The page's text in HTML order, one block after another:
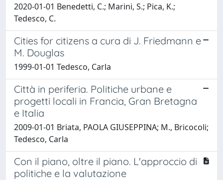
2020-01-01 Benedetti, C.; Marini, S.; Pica, K.;
Tedesco, C.
Cities for citizens a cura di J. Friedmann e
M. Douglas
1999-01-01 Tedesco, Carla
Città in periferia. Politiche urbane e
progetti locali in Francia, Gran Bretagna
e Italia
2009-01-01 Briata, PAOLA GIUSEPPINA; M., Bricocoli;
Tedesco, Carla
Con il piano, oltre il piano. L'approccio di
politiche e la valutazione